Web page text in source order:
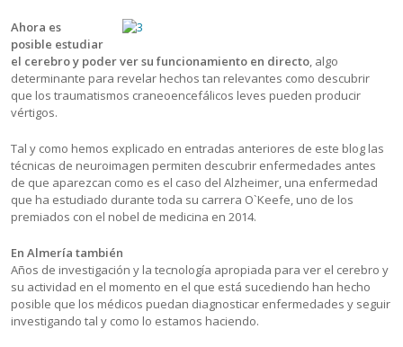
Ahora es
posible estudiar
el cerebro y poder ver su funcionamiento en directo , algo
determinante para revelar hechos tan relevantes como descubrir
que los traumatismos craneoencefálicos leves pueden producir
vértigos.
Tal y como hemos explicado en entradas anteriores de este blog las
técnicas de neuroimagen permiten descubrir enfermedades antes
de que aparezcan como es el caso del Alzheimer, una enfermedad
que ha estudiado durante toda su carrera O`Keefe, uno de los
premiados con el nobel de medicina en 2014.
En Almería también
Años de investigación y la tecnología apropiada para ver el cerebro y
su actividad en el momento en el que está sucediendo han hecho
posible que los médicos puedan diagnosticar enfermedades y seguir
investigando tal y como lo estamos haciendo.